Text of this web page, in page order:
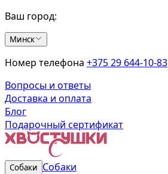
Ваш город:
Минск
Номер телефона +375 29 644-10-83
Вопросы и ответы
Доставка и оплата
Блог
Подарочный сертификат
Собаки Собаки